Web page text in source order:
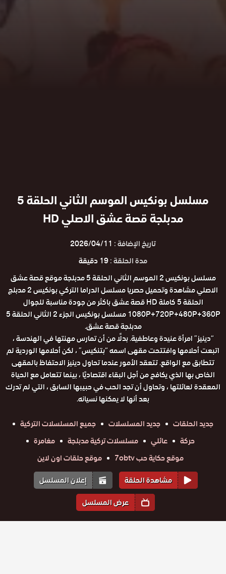
مسلسل بونكيس الموسم الثاني الحلقة 5
مدبلجة قصة عشق الاصلي HD
تاريخ الإضافة : 2026/04/11
مدة الحلقة :19 دقيقة
مسلسل بونكيس 2 الموسم الثاني الحلقة 5 مدبلجة موقع قصة عشق
الاصلي مشاهدة وتحميل حصريا مسلسل الدراما التركي بونكيس 2 مدبلج
الحلقة 5 كاملة HD قصة عشق باكثر من جودة مناسبة للجوال
1080P+720P+480P+360P مسلسل بونكيس الجزء 2 الثاني الحلقة 5
مدبلجة قصة عشق.
“دينيز” امرأة عنيدة وعاطفية. بدلًا من أن تمارس مهنتها في الهندسة ،
اتبعت أحلامها وافتتحت مقهى اسمه “بتنكيس” ، لكن أحلامها الوردية لم
تتطابق مع الواقع. تتعقد الأمور عندما تحاول دينيز الاحتفاظ بالمقهى
الخاص بها الذي يكافح من أجل البقاء اقتصاديًا ، بينما تتعامل مع الحياة
المعقدة لعائلتها ، وتحاول أن تجد الحب في حبيبها السابق ، التي لم تدرك
بعد أنها لا يمكنها نسيانه.
جديد الحلقات
جديد المسلسلات
جميع المسلسلات التركية
حركة
عائلي مسلسلات تركية مدبلجة
مغامرة
موقع حكاية حب 7obtv
موقع حلقات اون لاين
مشاهدة الحلقة
إعلان المسلسل
عرض المسلسل